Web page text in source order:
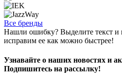
Все бренды
Нашли ошибку? Выделите текст
исправим ее как можно быстрее!
Узнавайте о наших новостях и
Подпишитесь на рассылку!